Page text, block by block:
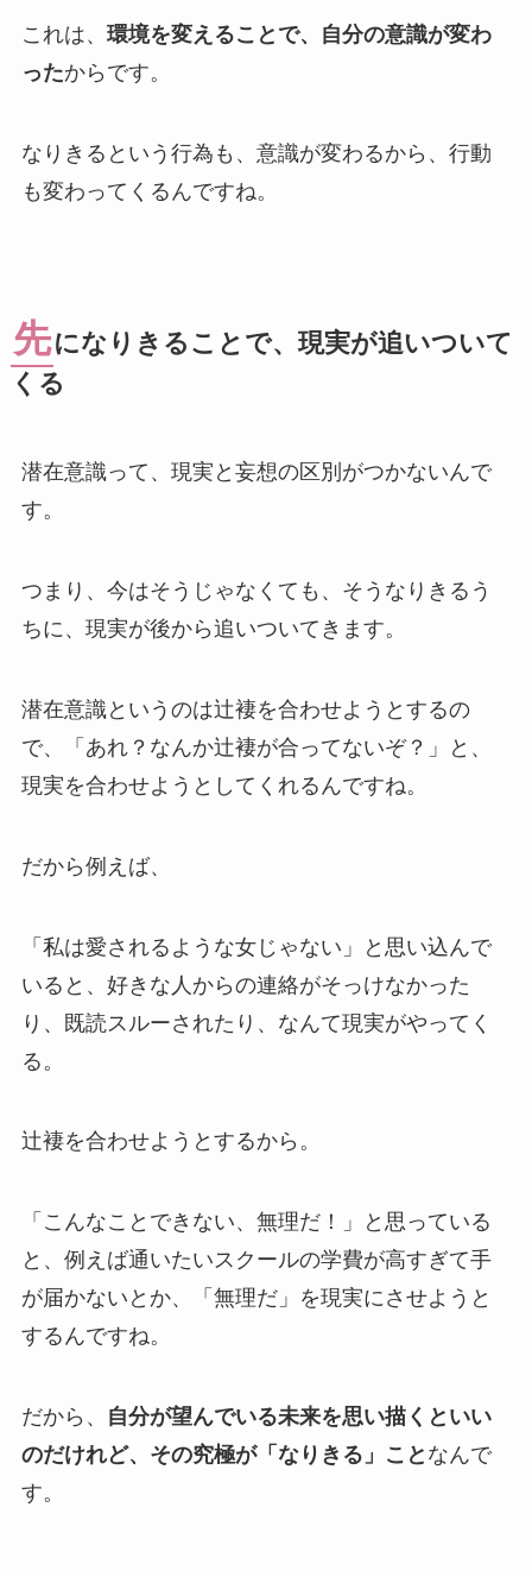
これは、 環境を変えることで、自分の意識が変わ
ったからです。
なりきるという行為も、意識が変わるから、行動
も変わってくるんですね。
先になりきることで、現実が追いついて
くる
潜在意識って、現実と妄想の区別がつかないんで
す。
つまり、今はそうじゃなくても、そうなりきるう
ちに、現実が後から追いついてきます。
潜在意識というのは辻褄を合わせようとするの
で、「あれ？なんか辻褄が合ってないぞ？」と、
現実を合わせようとしてくれるんですね。
だから例えば、
「私は愛されるような女じゃない」と思い込んで
いると、好きな人からの連絡がそっけなかった
り、既読スルーされたり、なんて現実がやってく
る。
辻褄を合わせようとするから。
「こんなことできない、無理だ！」と思っている
と、例えば通いたいスクールの学費が高すぎて手
が届かないとか、「無理だ」を現実にさせようと
するんですね。
だから、
自分が望んでいる未来を思い描くといい
のだけれど、その究極が「なりきる」こと なんで
す。